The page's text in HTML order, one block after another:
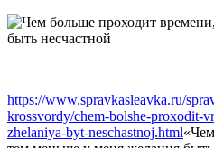
https://www.spravkasleavka.ru/
krossvordy/chem-bolshe-proxodit-
zhelaniya-byt-neschastnoj.html